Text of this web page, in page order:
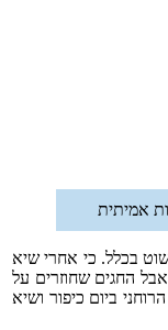
אמיתית
בכלל. כי אחרי שיא
החגים שחוזרים על
ביום כיפור ושיא